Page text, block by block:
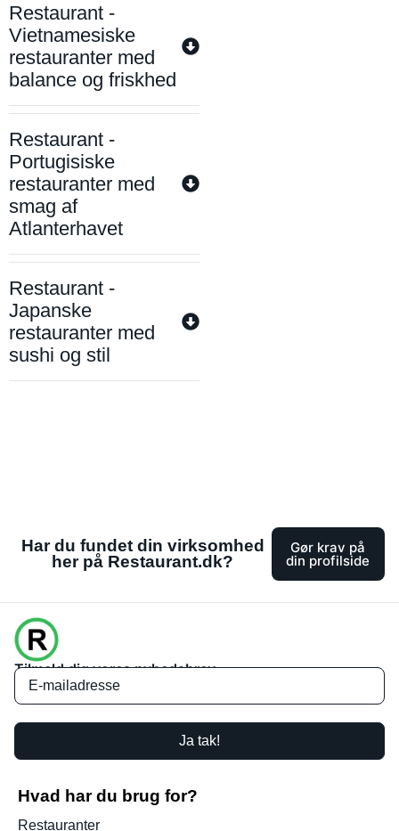
Restaurant -
Vietnamesiske
restauranter med
balance og friskhed
Restaurant -
Portugisiske
restauranter med
smag af
Atlanterhavet
Restaurant -
Japanske
restauranter med
sushi og stil
Har du fundet din virksomhed
her på Restaurant.dk?
Gør krav på
din profilside
Tilmeld dig vores nyhedsbrev
Ja tak!
Hvad har du brug for?
Restauranter